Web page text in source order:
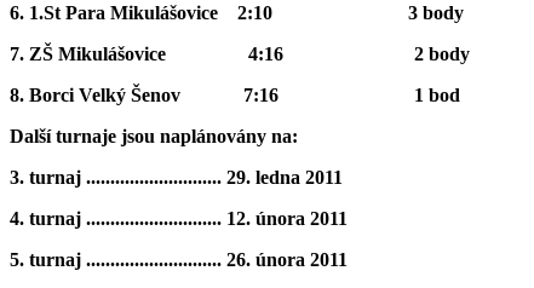
6. 1.St Para Mikulášovice 2:10 3 body
7. ZŠ Mikulášovice 4:16 2 body
8. Borci Velký Šenov 7:16 1 bod
Další turnaje jsou naplánovány na:
3. turnaj ............................ 29. ledna 2011
4. turnaj ............................ 12. února 2011
5. turnaj ............................ 26. února 2011